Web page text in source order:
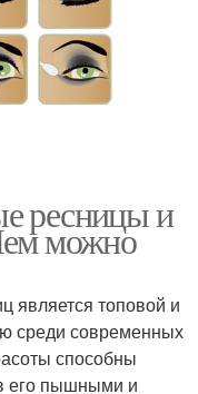
ресницы и
можно
является топовой и
среди современных
способны
его пышными и